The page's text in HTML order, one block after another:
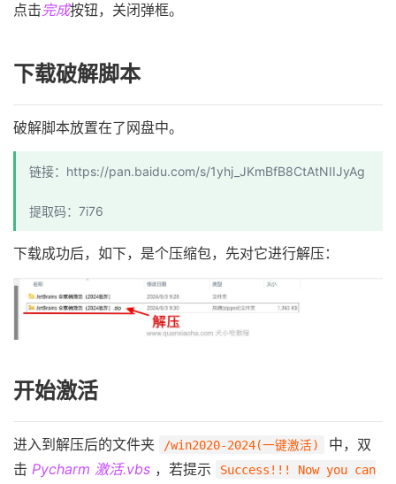
点击完成按钮，关闭弹框。
下载破解脚本
破解脚本放置在了网盘中。
链接：https://pan.baidu.com/s/1yhj_JKmBfB8CtAtNIIJyAg
提取码：7i76
下载成功后，如下，是个压缩包，先对它进行解压：
开始激活
进入到解压后的文件夹 /win2020-2024(一键激活)
中，双
击 Pycharm 激活.vbs ，若提示
Success!!! Now you can